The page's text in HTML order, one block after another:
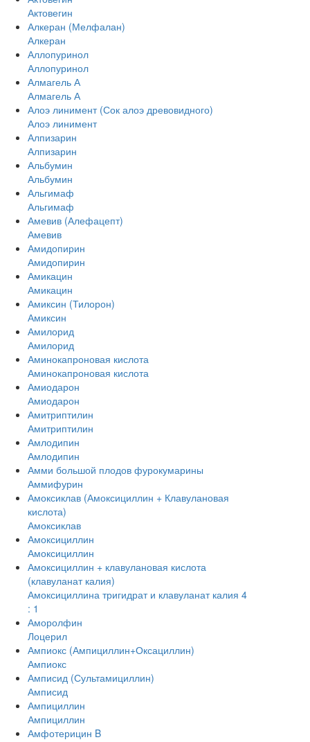
Актовегин
Алкеран (Мелфалан)
Алкеран
Аллопуринол
Аллопуринол
Алмагель А
Алмагель А
Алоэ линимент (Сок алоэ древовидного)
Алоэ линимент
Алпизарин
Алпизарин
Альбумин
Альбумин
Альгимаф
Альгимаф
Амевив (Алефацепт)
Амевив
Амидопирин
Амидопирин
Амикацин
Амикацин
Амиксин (Тилорон)
Амиксин
Амилорид
Амилорид
Аминокапроновая кислота
Аминокапроновая кислота
Амиодарон
Амиодарон
Амитриптилин
Амитриптилин
Амлодипин
Амлодипин
Амми большой плодов фурокумарины
Аммифурин
Амоксиклав (Амоксициллин + Клавулановая
кислота)
Амоксиклав
Амоксициллин
Амоксициллин
Амоксициллин + клавулановая кислота
(клавуланат калия)
Амоксициллина тригидрат и клавуланат калия 4
: 1
Аморолфин
Лоцерил
Ампиокс (Ампициллин+Оксациллин)
Ампиокс
Амписид (Сультамициллин)
Амписид
Ампициллин
Ампициллин
Амфотерицин B